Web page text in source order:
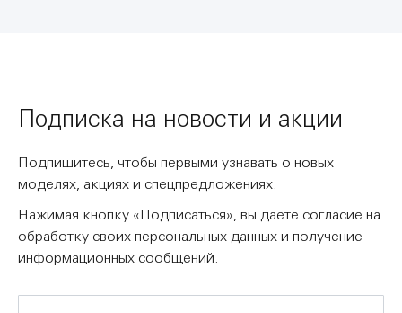
Подписка на новости и акции
Подпишитесь, чтобы первыми узнавать о новых
моделях, акциях и спецпредложениях.
Нажимая кнопку «Подписаться», вы даете согласие на
обработку своих персональных данных и получение
информационных сообщений.